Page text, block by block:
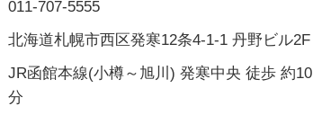
011-707-5555
北海道札幌市西区発寒12条4-1-1 丹野ビル2F
JR函館本線(小樽～旭川) 発寒中央 徒歩 約10
分